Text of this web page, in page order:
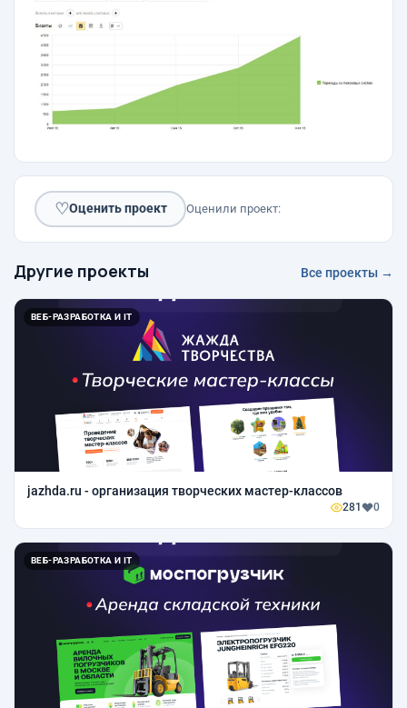
♡Оценить проект Оценили проект:
Другие проекты Все проекты →
ВЕБ-РАЗРАБОТКА И IT
jazhda.ru - организация творческих мастер-классов
281 0
ВЕБ-РАЗРАБОТКА И IT